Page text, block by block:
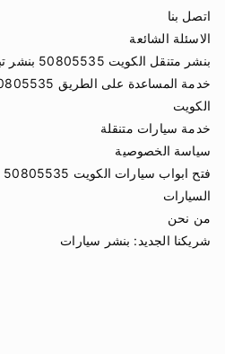
اتصل بنا
الاسئلة الشائعة
بنشر متنقل الكويت 50805535 بنشر تبديل تواير وبطاريات سيارات
الكويت
خدمة سيارات متنقلة
سياسة الخصوصية
السيارات
من نحن
شريكنا الجديد: بنشر سيارات